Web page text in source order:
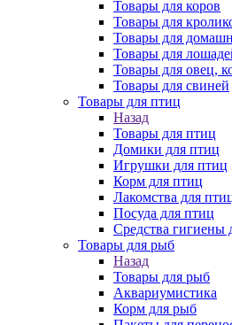
Товары для коров
Товары для
Товары для
Товары для
Товары для овец,
Товары для свиней
Товары для птиц
Назад
Товары для птиц
Домики для птиц
Игрушки для птиц
Корм для птиц
Лакомства для
Посуда для птиц
Средства гигиены
Товары для рыб
Назад
Товары для рыб
Аквариумистика
Корм для рыб